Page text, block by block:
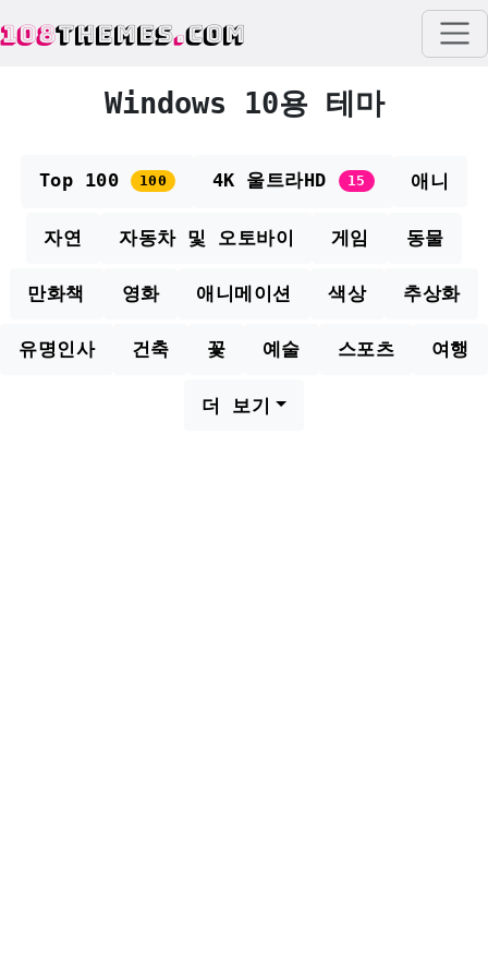
108THEMES.COM
Windows 10용 테마
Top 100 100 4K 울트라HD 15 애니
자연 자동차 및 오토바이 게임 동물
만화책 영화 애니메이션 색상 추상화
유명인사 건축 꽃 예술 스포츠 여행
더 보기